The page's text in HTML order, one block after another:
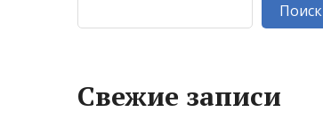
Поиск
Свежие записи